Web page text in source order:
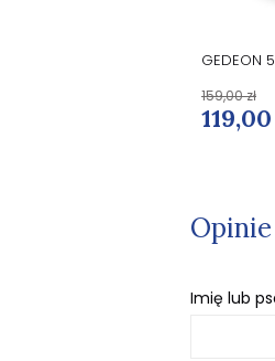
GEDEON
159,00 zł
Imię lub